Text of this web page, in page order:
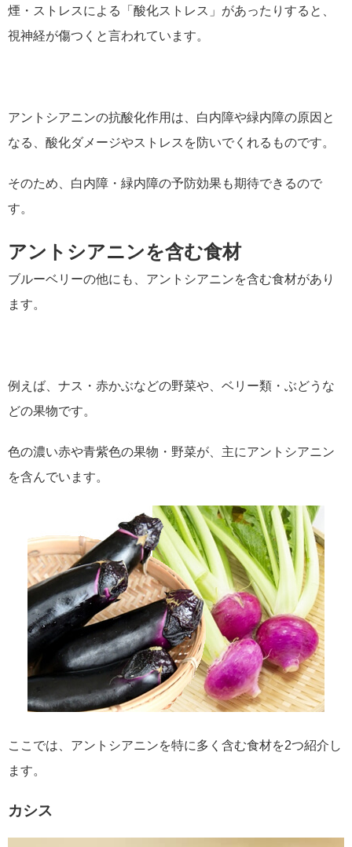
煙・ストレスによる「酸化ストレス」があったりすると、
視神経が傷つくと言われています。
アントシアニンの抗酸化作用は、白内障や緑内障の原因と
なる、酸化ダメージやストレスを防いでくれるものです。
そのため、白内障・緑内障の予防効果も期待できるので
す。
アントシアニンを含む食材
ブルーベリーの他にも、アントシアニンを含む食材があり
ます。
例えば、ナス・赤かぶなどの野菜や、ベリー類・ぶどうな
どの果物です。
色の濃い赤や青紫色の果物・野菜が、主にアントシアニン
を含んでいます。
ここでは、アントシアニンを特に多く含む食材を2つ紹介し
ます。
カシス